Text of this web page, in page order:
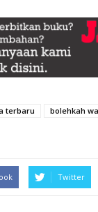
terbaru bolehkah
Twitter